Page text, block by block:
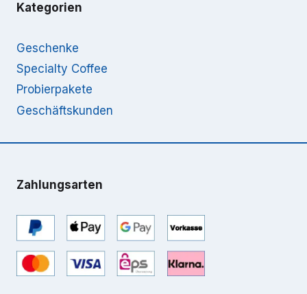
Kategorien
Geschenke
Specialty Coffee
Probierpakete
Geschäftskunden
Zahlungsarten